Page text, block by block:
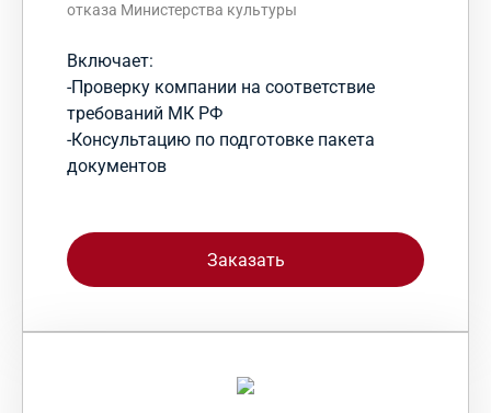
отказа Министерства культуры
Включает:
-Проверку компании на соответствие
требований МК РФ
-Консультацию по подготовке пакета
документов
Заказать